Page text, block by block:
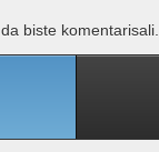
da biste komentarisali.